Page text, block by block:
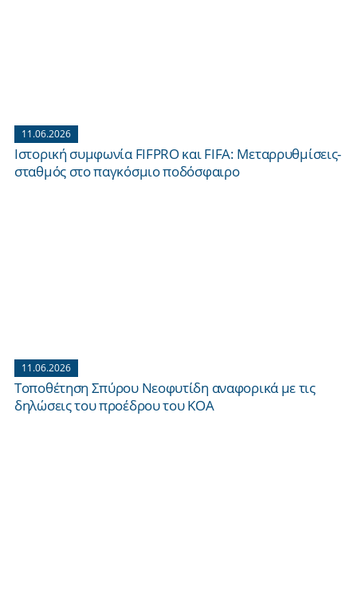
11.06.2026
Ιστορική συμφωνία FIFPRO και FIFA: Μεταρρυθμίσεις-
σταθμός στο παγκόσμιο ποδόσφαιρο
11.06.2026
Τοποθέτηση Σπύρου Νεοφυτίδη αναφορικά με τις
δηλώσεις του προέδρου του ΚΟΑ